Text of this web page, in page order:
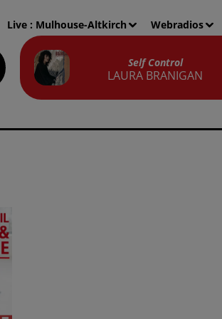
Live : Mulhouse-Altkirch Webradios
Self Control
LAURA BRANIGAN